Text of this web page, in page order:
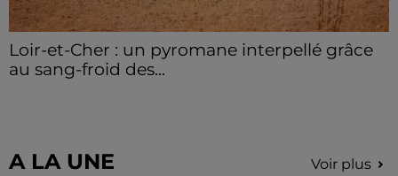
Loir-et-Cher : un pyromane interpellé grâce
au sang-froid des...
Grâce...
A LA UNE Voir plus